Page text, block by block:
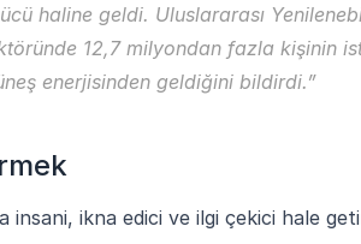
haline geldi. Uluslararası
12,7 milyondan fazla kişinin
enerjisinden geldiğini bildirdi.”
insani, ikna edici ve ilgi çekici hale